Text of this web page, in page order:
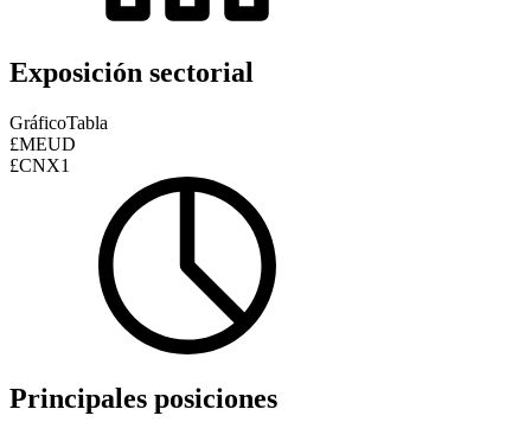
Exposición sectorial
GráficoTabla
£MEUD
£CNX1
Principales posiciones